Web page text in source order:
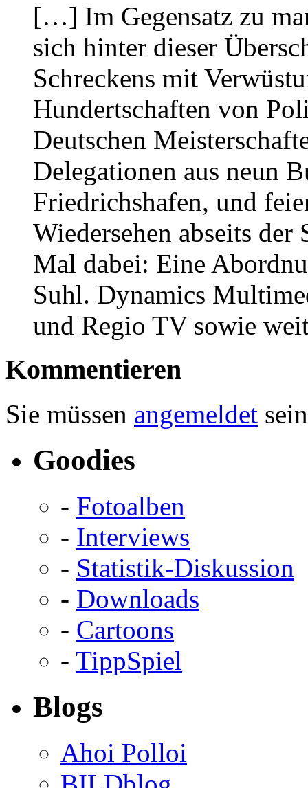
[…] Im Gegensatz zu
sich hinter dieser
Schreckens mit
Hundertschaften von
Deutschen
Delegationen aus neun
Friedrichshafen, und
Wiedersehen abseits
Mal dabei: Eine
Suhl. Dynamics
und Regio TV sowie
Kommentieren
Sie müssen angemeldet
Goodies
- Fotoalben
- Interviews
- Statistik-Diskussion
- Downloads
- Cartoons
- TippSpiel
Blogs
Ahoi Polloi